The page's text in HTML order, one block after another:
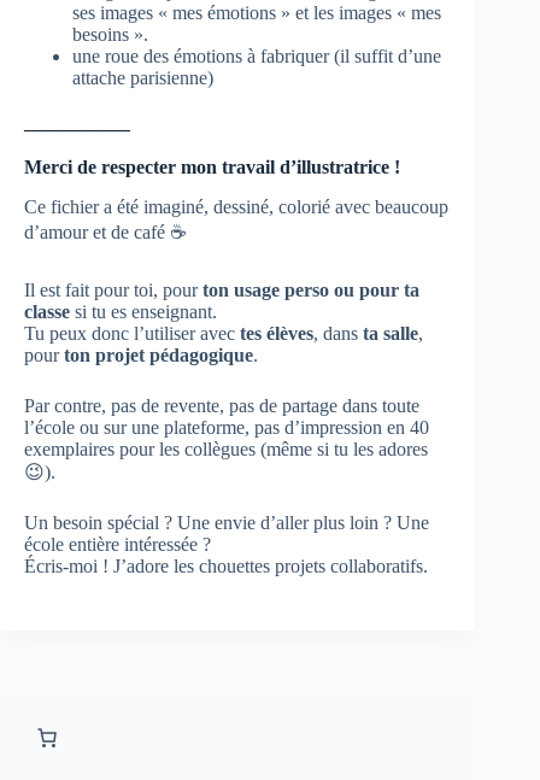
ses images « mes émotions » et les images « mes
besoins ».
une roue des émotions à fabriquer (il suffit d’une
attache parisienne)
—————–
Merci de respecter mon travail d’illustratrice !
Ce fichier a été imaginé, dessiné, colorié avec beaucoup
d’amour et de café ☕
Il est fait pour toi, pourton usage perso ou pour ta
classe si tu es enseignant.
Tu peux donc l’utiliser avec tes élèves, dans ta salle,
pourton projet pédagogique.
Par contre, pas de revente, pas de partage dans toute
l’école ou sur une plateforme, pas d’impression en 40
exemplaires pour les collègues (même si tu les adores
😉).
Un besoin spécial ? Une envie d’aller plus loin ? Une
école entière intéressée ?
Écris-moi ! J’adore les chouettes projets collaboratifs.